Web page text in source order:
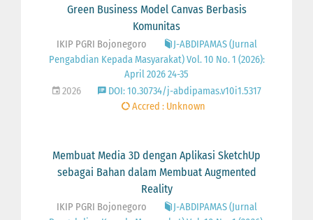
Green Business Model Canvas Berbasis
Komunitas
IKIP PGRI Bojonegoro
J-ABDIPAMAS (Jurnal
Pengabdian Kepada Masyarakat) Vol. 10 No. 1 (2026):
April 2026 24-35
2026
DOI: 10.30734/j-abdipamas.v10i1.5317
Accred : Unknown
Membuat Media 3D dengan Aplikasi SketchUp
sebagai Bahan dalam Membuat Augmented
Reality
IKIP PGRI Bojonegoro
J-ABDIPAMAS (Jurnal